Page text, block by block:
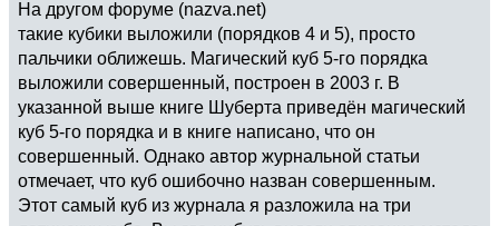
На другом форуме (nazva.net)
такие кубики выложили (порядков 4 и 5), просто
пальчики оближешь. Магический куб 5-го порядка
выложили совершенный, построен в 2003 г. В
указанной выше книге Шуберта приведён магический
куб 5-го порядка и в книге написано, что он
совершенный. Однако автор журнальной статьи
отмечает, что куб ошибочно назван совершенным.
Этот самый куб из журнала я разложила на три